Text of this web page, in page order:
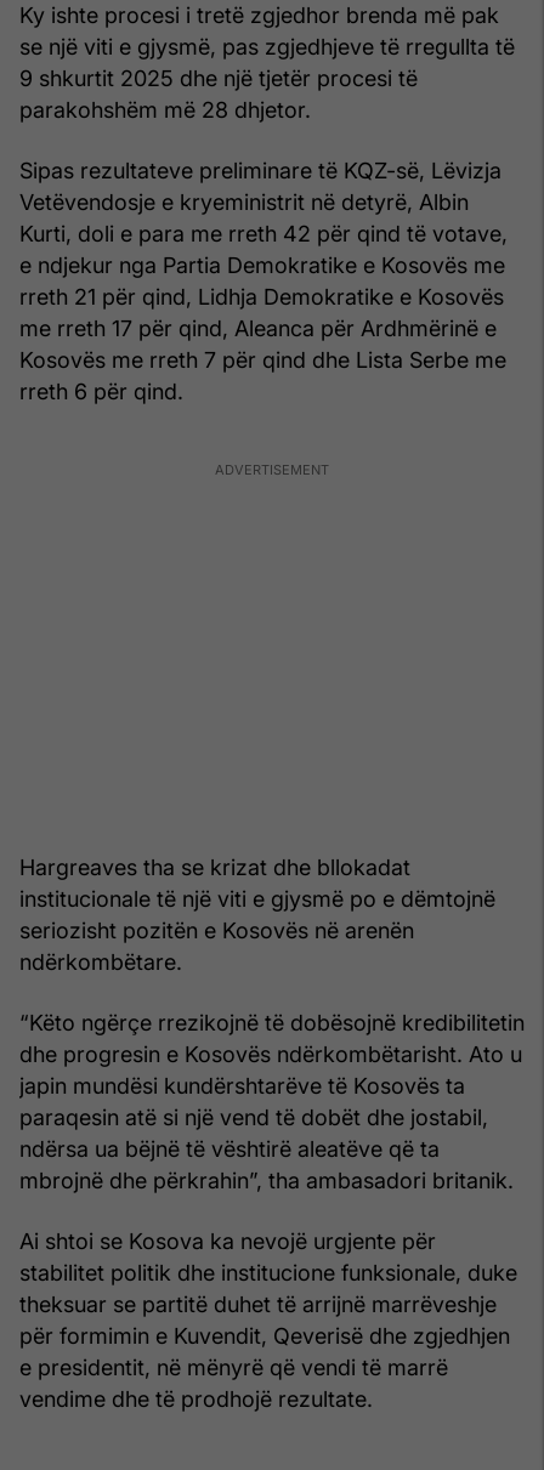
Ky ishte procesi i tretë zgjedhor brenda më pak
se një viti e gjysmë, pas zgjedhjeve të rregullta të
9 shkurtit 2025 dhe një tjetër procesi të
parakohshëm më 28 dhjetor.
Sipas rezultateve preliminare të KQZ-së, Lëvizja
Vetëvendosje e kryeministrit në detyrë, Albin
Kurti, doli e para me rreth 42 për qind të votave,
e ndjekur nga Partia Demokratike e Kosovës me
rreth 21 për qind, Lidhja Demokratike e Kosovës
me rreth 17 për qind, Aleanca për Ardhmërinë e
Kosovës me rreth 7 për qind dhe Lista Serbe me
rreth 6 për qind.
Hargreaves tha se krizat dhe bllokadat
institucionale të një viti e gjysmë po e dëmtojnë
seriozisht pozitën e Kosovës në arenën
ndërkombëtare.
“Këto ngërçe rrezikojnë të dobësojnë kredibilitetin
dhe progresin e Kosovës ndërkombëtarisht. Ato u
japin mundësi kundërshtarëve të Kosovës ta
paraqesin atë si një vend të dobët dhe jostabil,
ndërsa ua bëjnë të vështirë aleatëve që ta
mbrojnë dhe përkrahin”, tha ambasadori britanik.
Ai shtoi se Kosova ka nevojë urgjente për
stabilitet politik dhe institucione funksionale, duke
theksuar se partitë duhet të arrijnë marrëveshje
për formimin e Kuvendit, Qeverisë dhe zgjedhjen
e presidentit, në mënyrë që vendi të marrë
vendime dhe të prodhojë rezultate.